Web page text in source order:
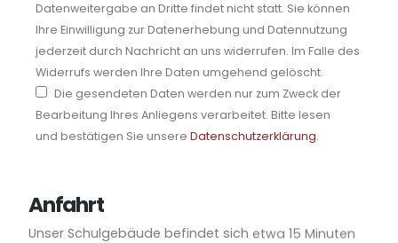
Datenweitergabe an Dritte findet nicht statt. Sie können
Ihre Einwilligung zur Datenerhebung und Datennutzung
jederzeit durch Nachricht an uns widerrufen. Im Falle des
Widerrufs werden Ihre Daten umgehend gelöscht.
Die gesendeten Daten werden nur zum Zweck der
Bearbeitung Ihres Anliegens verarbeitet. Bitte lesen
und bestätigen Sie unsere Datenschutzerklärung.
Anfahrt
Unser Schulgebäude befindet sich etwa 15 Minuten